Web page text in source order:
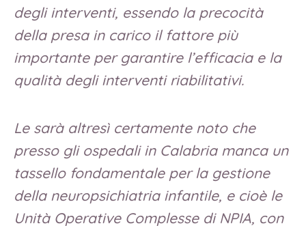
degli interventi, essendo la precocità
della presa in carico il fattore più
importante per garantire l’efficacia e la
qualità degli interventi riabilitativi.
Le sarà altresì certamente noto che
presso gli ospedali in Calabria manca un
tassello fondamentale per la gestione
della neuropsichiatria infantile, e cioè le
Unità Operative Complesse di NPIA, con